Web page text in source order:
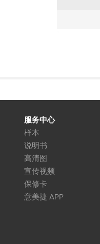
服务中心
样本
说明书
高清图
宣传视频
保修卡
意美捷 APP